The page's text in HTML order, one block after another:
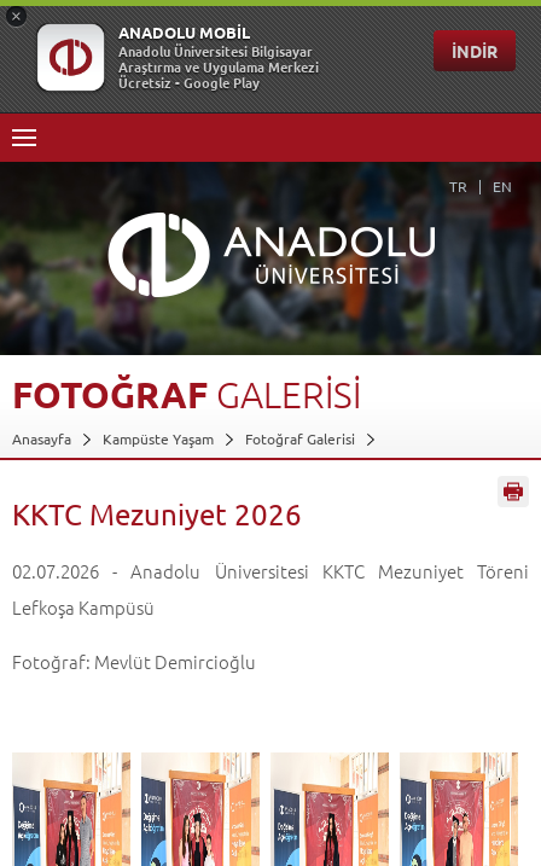
TR EN
FOTOĞRAF GALERİSİ
Anasayfa Kampüste Yaşam
Fotoğraf Galerisi
KKTC Mezuniyet 2026
02.07.2026 - Anadolu Üniversitesi KKTC Mezuniyet Töreni
Lefkoşa Kampüsü
Fotoğraf: Mevlüt Demircioğlu